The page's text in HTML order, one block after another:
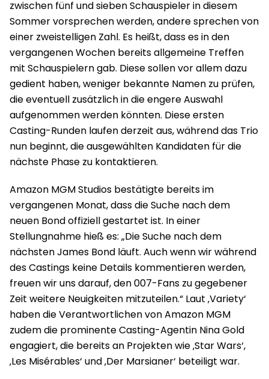
zwischen fünf und sieben Schauspieler in diesem
Sommer vorsprechen werden, andere sprechen von
einer zweistelligen Zahl. Es heißt, dass es in den
vergangenen Wochen bereits allgemeine Treffen
mit Schauspielern gab. Diese sollen vor allem dazu
gedient haben, weniger bekannte Namen zu prüfen,
die eventuell zusätzlich in die engere Auswahl
aufgenommen werden könnten. Diese ersten
Casting-Runden laufen derzeit aus, während das Trio
nun beginnt, die ausgewählten Kandidaten für die
nächste Phase zu kontaktieren.
Amazon MGM Studios bestätigte bereits im
vergangenen Monat, dass die Suche nach dem
neuen Bond offiziell gestartet ist. In einer
Stellungnahme hieß es: „Die Suche nach dem
nächsten James Bond läuft. Auch wenn wir während
des Castings keine Details kommentieren werden,
freuen wir uns darauf, den 007-Fans zu gegebener
Zeit weitere Neuigkeiten mitzuteilen.“ Laut ‚Variety‘
haben die Verantwortlichen von Amazon MGM
zudem die prominente Casting-Agentin Nina Gold
engagiert, die bereits an Projekten wie ‚Star Wars‘,
‚Les Misérables‘ und ‚Der Marsianer‘ beteiligt war.